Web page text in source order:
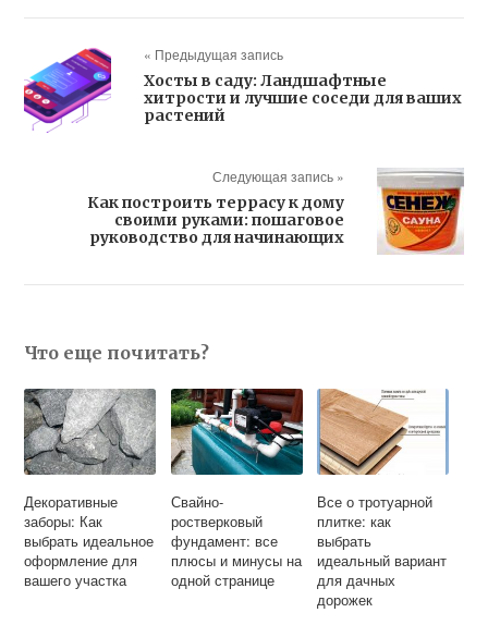
« Предыдущая запись
Хосты в саду: Ландшафтные
хитрости и лучшие соседи для ваших
растений
Следующая запись »
Как построить террасу к дому
своими руками: пошаговое
руководство для начинающих
Что еще почитать?
Декоративные
заборы: Как
выбрать идеальное
оформление для
вашего участка
Свайно-
ростверковый
фундамент: все
плюсы и минусы на
одной странице
Все о тротуарной
плитке: как
выбрать
идеальный вариант
для дачных
дорожек